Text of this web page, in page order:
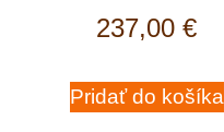
237,00 €
Pridať do košíka